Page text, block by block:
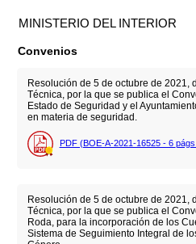
MINISTERIO DEL INTERIOR
Convenios
Resolución de 5 de octubre de 2021,
Técnica, por la que se publica el
Estado de Seguridad y el
en materia de seguridad.
PDF (BOE-A-2021-16525 - 6 págs.
Resolución de 5 de octubre de 2021,
Técnica, por la que se publica el
Roda, para la incorporación de los
Sistema de Seguimiento Integral de